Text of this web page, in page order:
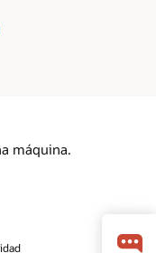
máquina.